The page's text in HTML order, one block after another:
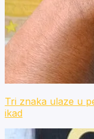
Tri znaka ulaze u
ikad